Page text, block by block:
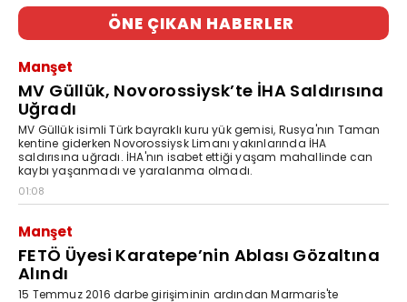
ÖNE ÇIKAN HABERLER
Manşet
MV Güllük, Novorossiysk’te İHA Saldırısına
Uğradı
MV Güllük isimli Türk bayraklı kuru yük gemisi, Rusya'nın Taman
kentine giderken Novorossiysk Limanı yakınlarında İHA
saldırısına uğradı. İHA'nın isabet ettiği yaşam mahallinde can
kaybı yaşanmadı ve yaralanma olmadı.
01:08
Manşet
FETÖ Üyesi Karatepe’nin Ablası Gözaltına
Alındı
15 Temmuz 2016 darbe girişiminin ardından Marmaris'te